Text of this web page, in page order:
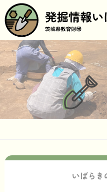
いばらき